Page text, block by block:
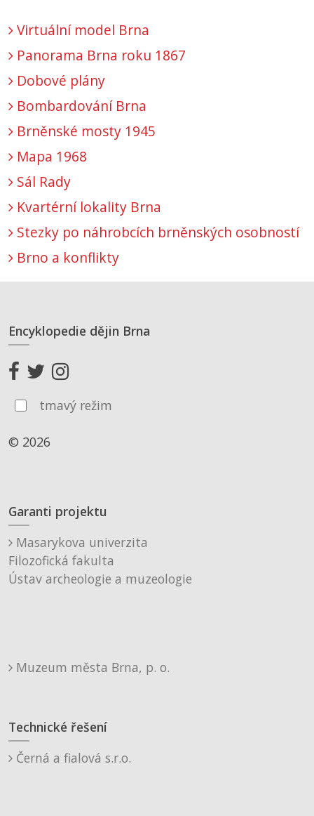
Virtuální model Brna
Panorama Brna roku 1867
Dobové plány
Bombardování Brna
Brněnské mosty 1945
Mapa 1968
Sál Rady
Kvartérní lokality Brna
Stezky po náhrobcích brněnských osobností
Brno a konflikty
Encyklopedie dějin Brna
tmavý režim
© 2026
Garanti projektu
Masarykova univerzita
Filozofická fakulta
Ústav archeologie a muzeologie
Muzeum města Brna, p. o.
Technické řešení
Černá a fialová s.r.o.